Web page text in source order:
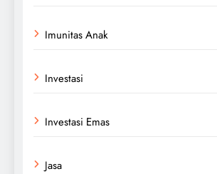
Imunitas Anak
Investasi
Investasi Emas
Jasa